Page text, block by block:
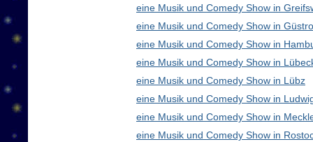
eine Musik und Comedy Show in
eine Musik und Comedy Show in
eine Musik und Comedy Show in
eine Musik und Comedy Show in
eine Musik und Comedy Show in Lübz
eine Musik und Comedy Show in
eine Musik und Comedy Show in
eine Musik und Comedy Show in